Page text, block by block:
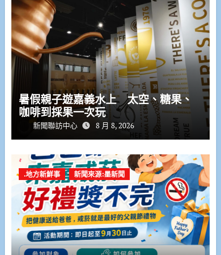
暑假親子遊嘉義水上 太空、糖果、
咖啡到採果一次玩
新聞聯訪中心 8 月 8, 2026
.地方新鮮事 新聞來源:墨新聞